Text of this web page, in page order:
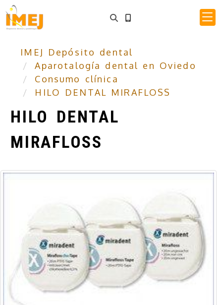
IMEJ Depósito dental
Aparotalogía dental en Oviedo
Consumo clínica
HILO DENTAL MIRAFLOSS
HILO DENTAL
MIRAFLOSS